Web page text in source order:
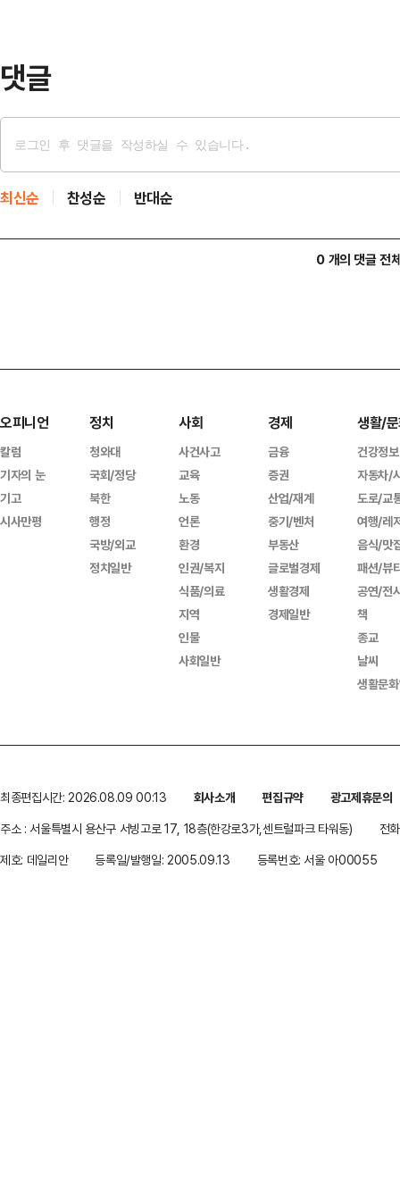
댓글
최신순 찬성순 반대순
0 개의 댓글 전
오피니언
칼럼
기자의 눈
기고
시사만평
정치
청와대
국회/정당
북한
행정
국방/외교
정치일반
사회
사건사고
교육
노동
언론
환경
인권/복지
식품/의료
지역
인물
사회일반
경제
금융
증권
산업/재계
중기/벤처
부동산
글로벌경제
생활경제
경제일반
생활/
건강정보
자동차/
도로/교
여행/레
음식/맛
패션/뷰
공연/전
책
종교
날씨
생활문
최종편집시간: 2026.08.09 00:13 회사소개 편집규약
광고제휴문의
주소 : 서울특별시 용산구 서빙고로 17, 18층(한강로3가,센트럴파크 타워동)
전
제호: 데일리안
등록일/발행일: 2005.09.13 등록번호: 서울 아00055